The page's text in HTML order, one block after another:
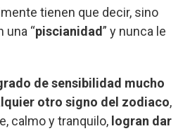
tienen que decir, sino
una “piscianidad” y nunca le
de sensibilidad mucho
otro signo del zodiaco,
calmo y tranquilo, logran dar